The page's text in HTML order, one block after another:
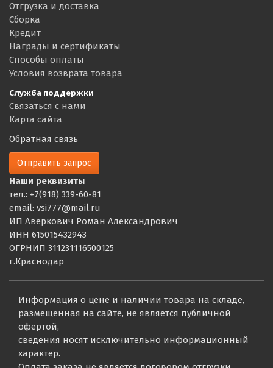
Отгрузка и доставка
Сборка
Кредит
Награды и сертификаты
Способы оплаты
Условия возврата товара
Служба поддержки
Связаться с нами
Карта сайта
Обратная связь
Отправить запрос
Наши реквизиты
тел.: +7(918) 339-60-81
email: vsi777@mail.ru
ИП Аверкович Роман Александрович
ИНН 615015432943
ОГРНИП 311231116500125
г.Краснодар
Информация о цене и наличии товара на складе,
размещенная на сайте, не является публичной
офертой,
сведения носят исключительно информационный
характер.